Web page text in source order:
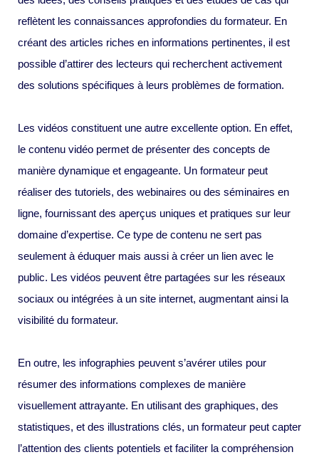
reflètent les connaissances approfondies du formateur. En
créant des articles riches en informations pertinentes, il est
possible d’attirer des lecteurs qui recherchent activement
des solutions spécifiques à leurs problèmes de formation.
Les vidéos constituent une autre excellente option. En effet,
le contenu vidéo permet de présenter des concepts de
manière dynamique et engageante. Un formateur peut
réaliser des tutoriels, des webinaires ou des séminaires en
ligne, fournissant des aperçus uniques et pratiques sur leur
domaine d’expertise. Ce type de contenu ne sert pas
seulement à éduquer mais aussi à créer un lien avec le
public. Les vidéos peuvent être partagées sur les réseaux
sociaux ou intégrées à un site internet, augmentant ainsi la
visibilité du formateur.
En outre, les infographies peuvent s’avérer utiles pour
résumer des informations complexes de manière
visuellement attrayante. En utilisant des graphiques, des
statistiques, et des illustrations clés, un formateur peut capter
l’attention des clients potentiels et faciliter la compréhension